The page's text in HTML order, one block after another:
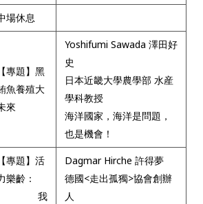
場休息
【專題】黑
魚養殖大
來
Yoshifumi Sawada 澤田好
史
日本近畿大學農學部 水産
學科教授
海洋國家，海洋是問題，
也是機會！
【專題】活
樂齡：
我
Dagmar Hirche 許得夢
德國<走出孤獨>協會創辦
人